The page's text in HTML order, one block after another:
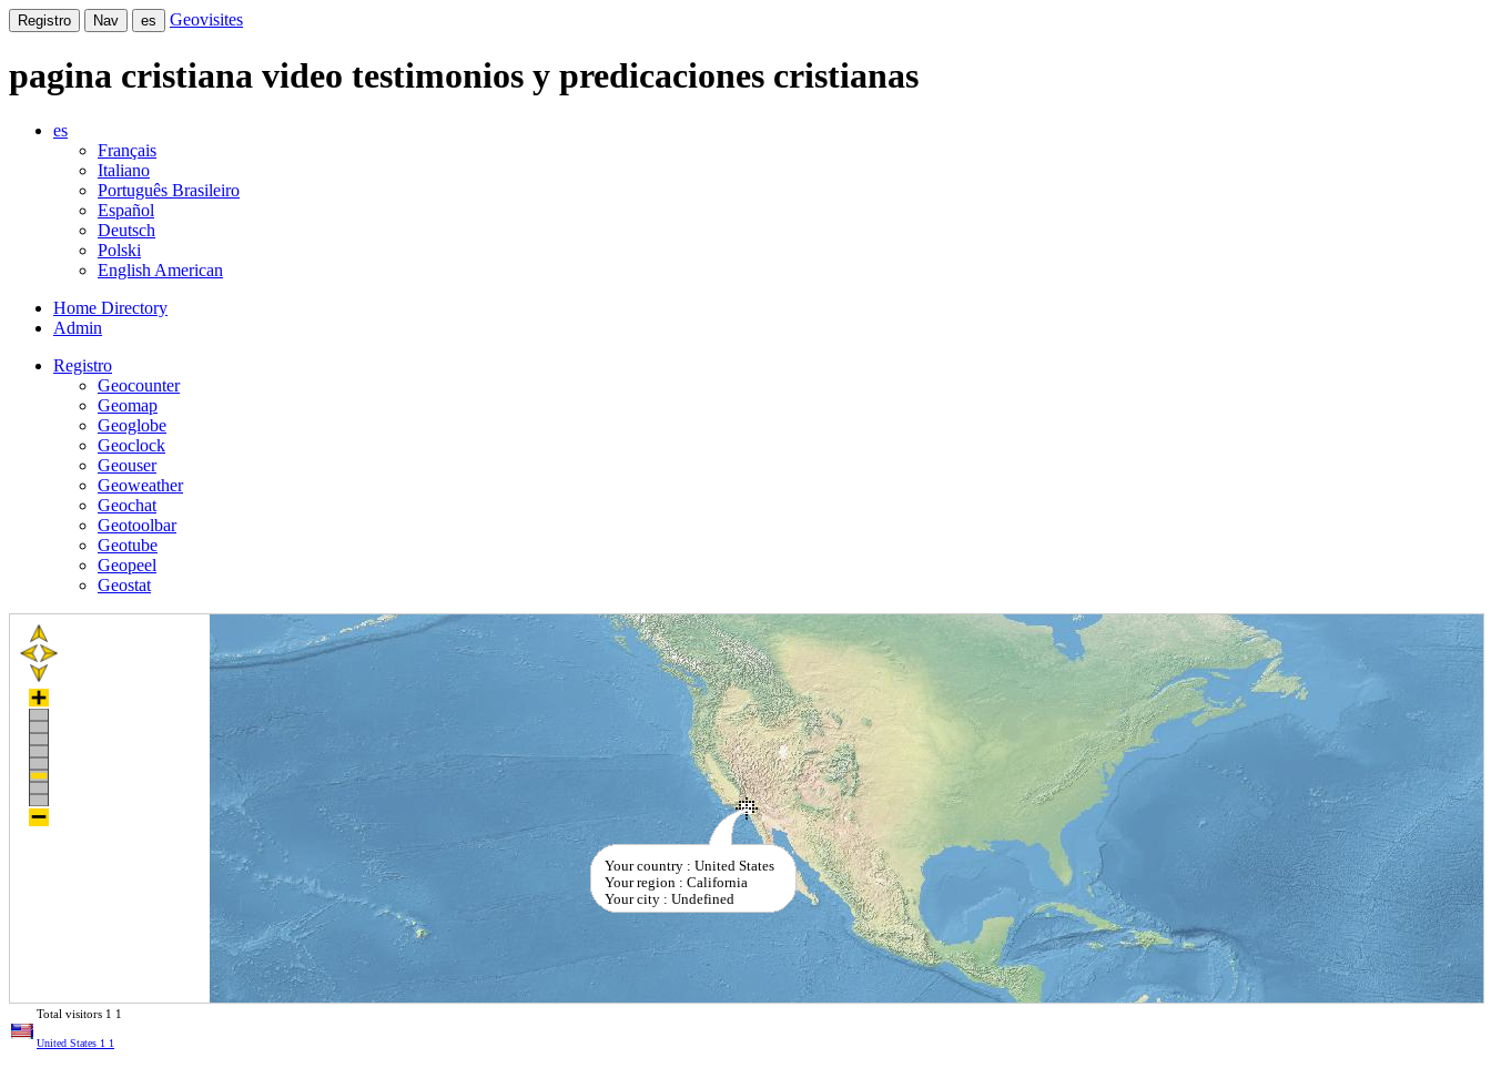
Registro Nav es Geovisites
pagina cristiana video testimonios y predicaciones cristianas
es
Français
Italiano
Português Brasileiro
Español
Deutsch
Polski
English American
Home Directory
Admin
Registro
Geocounter
Geomap
Geoglobe
Geoclock
Geouser
Geoweather
Geochat
Geotoolbar
Geotube
Geopeel
Geostat
Your country : United States
Your region : California
Your city : Undefined
Total visitors 1 1
United States 1 1